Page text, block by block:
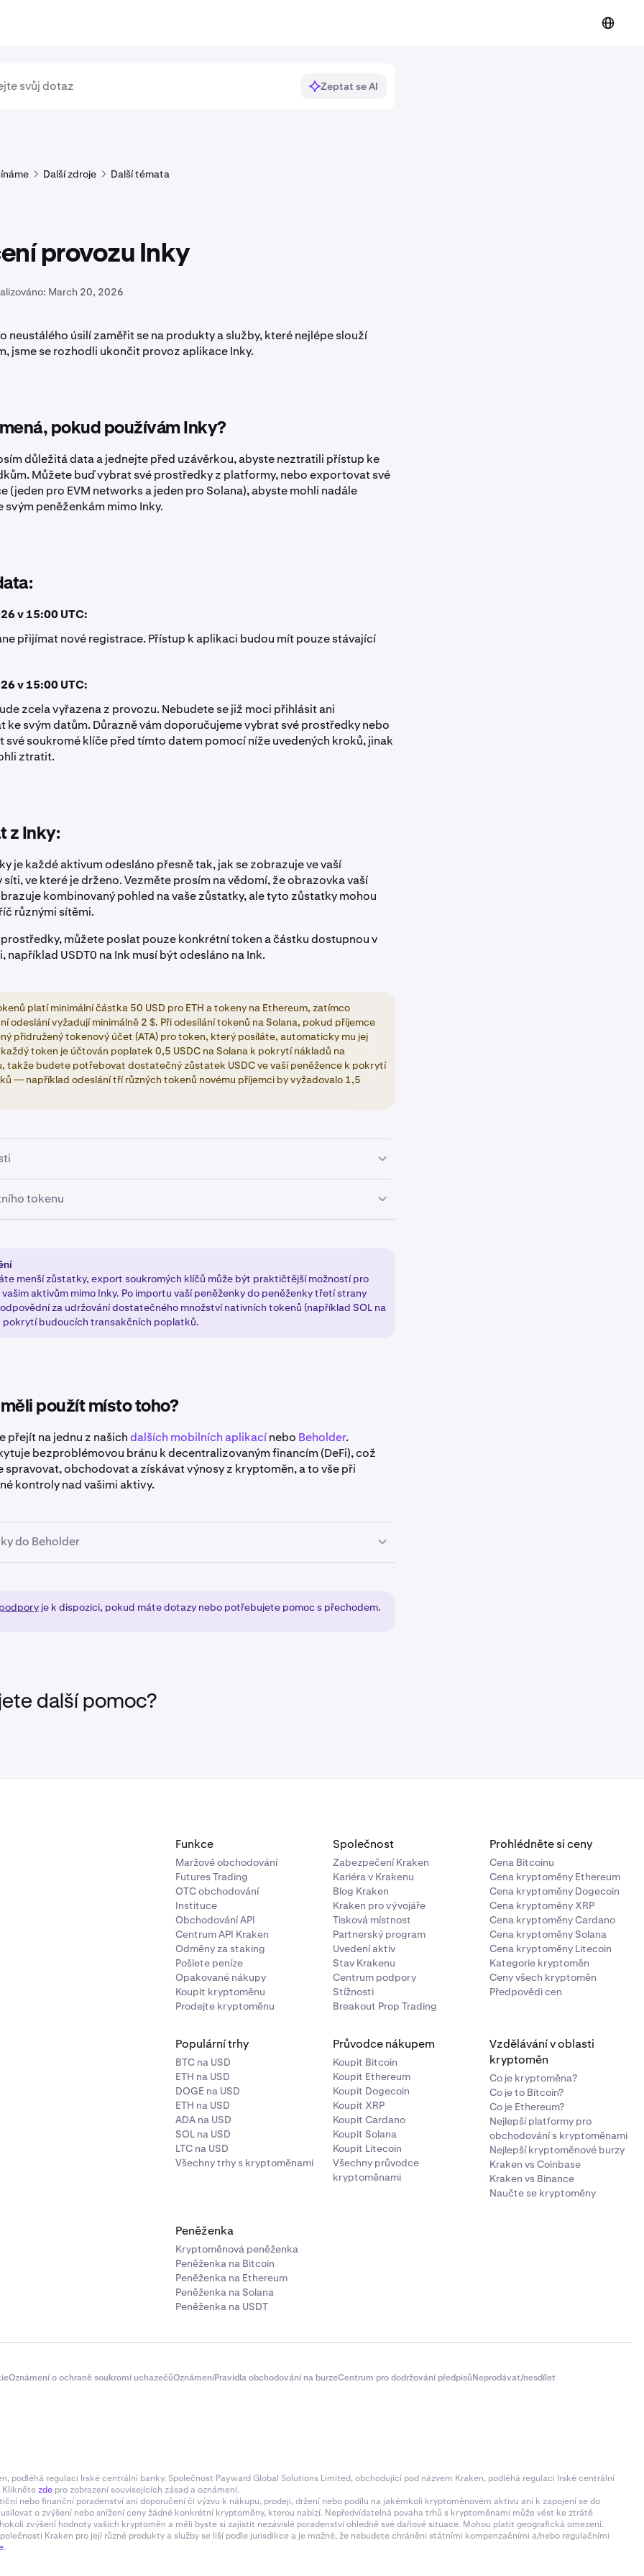
Zeptat se AI
Další zdroje Další témata
provozu Inky
March 20, 2026
neustálého úsilí zaměřit se na produkty a služby, které nejlépe slouží
jsme se rozhodli ukončit provoz aplikace Inky.
pokud používám Inky?
důležitá data a jednejte před uzávěrkou, abyste neztratili přístup ke
Můžete buď vybrat své prostředky z platformy, nebo exportovat své
(jeden pro EVM networks a jeden pro Solana), abyste mohli nadále
peněženkám mimo Inky.
v 15:00 UTC:
přijímat nové registrace. Přístup k aplikaci budou mít pouze stávající
v 15:00 UTC:
zcela vyřazena z provozu. Nebudete se již moci přihlásit ani
ke svým datům. Důrazně vám doporučujeme vybrat své prostředky nebo
soukromé klíče před tímto datem pomocí níže uvedených kroků, jinak
ztratit.
z Inky:
je každé aktivum odesláno přesně tak, jak se zobrazuje ve vaší
síti, ve které je drženo. Vezměte prosím na vědomí, že obrazovka vaší
kombinovaný pohled na vaše zůstatky, ale tyto zůstatky mohou
různými sítěmi.
můžete poslat pouze konkrétní token a částku dostupnou v
například USDT0 na Ink musí být odesláno na Ink.
platí minimální částka 50 USD pro ETH a tokeny na Ethereum, zatímco
odeslání vyžadují minimálně 2 $. Při odesílání tokenů na Solana, pokud příjemce
přidružený tokenový účet (ATA) pro token, který posíláte, automaticky mu jej
token je účtován poplatek 0,5 USDC na Solana k pokrytí nákladů na
takže budete potřebovat dostatečný zůstatek USDC ve vaší peněžence k pokrytí
— například odeslání tří různých tokenů novému příjemci by vyžadovalo 1,5
záložku peněženky.
Odeslat hotovost.
hotovost. Po výběru uvidíte svůj dostupný zůstatek pod vstupním
adresu, na kterou chcete vybrat, nebo naskenujte QR kód.
podrobnosti a klepněte na Odeslat.
tokenu
token ve vašich držbách, který chcete vybrat.
Odeslat.
ze kterého chcete vybrat. V seznamu uvidíte pouze řetězce, ve
tento token. Po výběru uvidíte svůj dostupný zůstatek pod vstupním
zpracován a objeví se v cíli, jakmile jej síť potvrdí.
menší zůstatky, export soukromých klíčů může být praktičtější možností pro
aktivům mimo Inky. Po importu vaší peněženky do peněženky třetí strany
za udržování dostatečného množství nativních tokenů (například SOL na
pokrytí budoucích transakčních poplatků.
použít místo toho?
přejít na jednu z našichdalších mobilních aplikacínebo Beholder.
bezproblémovou bránu k decentralizovaným financím (DeFi), což
spravovat, obchodovat a získávat výnosy z kryptoměn, a to vše při
kontroly nad vašimi aktivy.
do Beholder
od Krakenu, dostupnou naBeholder.kraken.com.
klíč chcete exportovat – budete mít možnost exportovat buď svůj
Udržujte tento klíč v soukromí a nikdy jej s
protože poskytuje plný přístup k vašim prostředkům v Inky.
soukromý klíč, poté přejděte na stránku nastavení Beholder. Přejděte
Importovat klíč.
je k dispozici, pokud máte dotazy nebo potřebujete pomoc s přechodem.
další pomoc?
Funkce
Maržové obchodování
Futures Trading
OTC obchodování
Instituce
Obchodování API
Centrum API Kraken
Odměny za staking
Pošlete peníze
Opakované nákupy
Koupit kryptoměnu
Prodejte kryptoměnu
Společnost
Zabezpečení Kraken
Kariéra v Krakenu
Blog Kraken
Kraken pro vývojáře
Tisková místnost
Partnerský program
Uvedení aktiv
Stav Krakenu
Centrum podpory
Stížnosti
Breakout Prop Trading
Prohlédněte si ceny
Cena Bitcoinu
Cena kryptoměny Ethereum
Cena kryptoměny Dogecoin
Cena kryptoměny XRP
Cena kryptoměny Cardano
Cena kryptoměny Solana
Cena kryptoměny Litecoin
Kategorie kryptoměn
Ceny všech kryptoměn
Předpovědi cen
Populární trhy
BTC na USD
ETH na USD
DOGE na USD
ETH na USD
ADA na USD
SOL na USD
LTC na USD
Všechny trhy s kryptoměnami
Průvodce nákupem
Koupit Bitcoin
Koupit Ethereum
Koupit Dogecoin
Koupit XRP
Koupit Cardano
Koupit Solana
Koupit Litecoin
Všechny průvodce
kryptoměnami
Vzdělávání v oblasti
kryptoměn
Co je kryptoměna?
Co je to Bitcoin?
Co je Ethereum?
Nejlepší platformy pro
obchodování s kryptoměnami
Nejlepší kryptoměnové burzy
Kraken vs Coinbase
Kraken vs Binance
Naučte se kryptoměny
Peněženka
Kryptoměnová peněženka
Peněženka na Bitcoin
Peněženka na Ethereum
Peněženka na Solana
Peněženka na USDT
Oznámení o ochraně soukromí uchazečůOznámeníPravidla obchodování na burzeCentrum pro dodržování předpisůNeprodávat/nesdílet
podléhá regulaci Irské centrální banky. Společnost Payward Global Solutions Limited, obchodující pod názvem Kraken, podléhá regulaci Irské centrální
Kliknětezde pro zobrazení souvisejících zásad a oznámení.
nebo finanční poradenství ani doporučení či výzvu k nákupu, prodeji, držení nebo podílu na jakémkoli kryptoměnovém aktivu ani k zapojení se do
o zvýšení nebo snížení ceny žádné konkrétní kryptoměny, kterou nabízí. Nepředvídatelná povaha trhů s kryptoměnami může vést ke ztrátě
zvýšení hodnoty vašich kryptoměn a měli byste si zajistit nezávislé poradenství ohledně své daňové situace. Mohou platit geografická omezení.
Kraken pro její různé produkty a služby se liší podle jurisdikce a je možné, že nebudete chráněni státními kompenzačními a/nebo regulačními
.